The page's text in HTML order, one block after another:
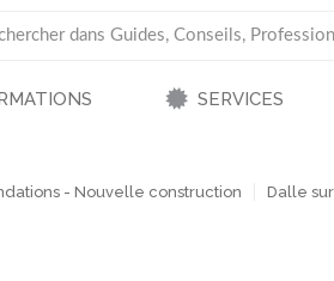
SERVICES
- Nouvelle construction Dalle